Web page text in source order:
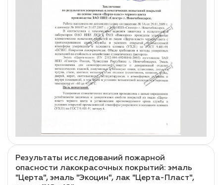
Результаты исследований пожарной
опасности лакокрасочных покрытий: эмаль
"Церта", эмаль "Экоцин", лак "Церта-Пласт",